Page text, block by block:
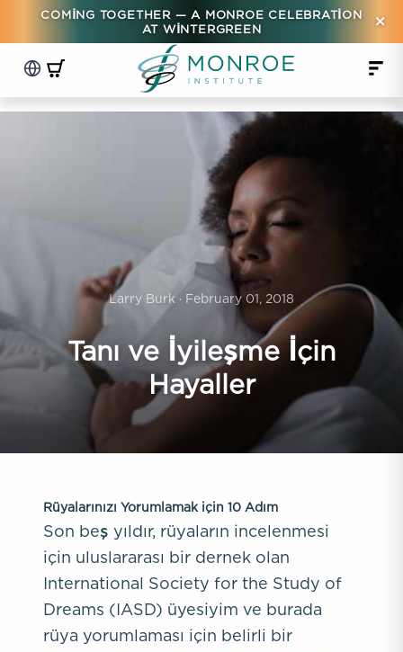
COMING TOGETHER — A MONROE CELEBRATION
AT WINTERGREEN
×
Larry Burk · February 01, 2018
Tanı ve İyileşme İçin
Hayaller
Rüyalarınızı Yorumlamak için 10 Adım
Son beş yıldır, rüyaların incelenmesi
için uluslararası bir dernek olan
International Society for the Study of
Dreams (IASD) üyesiyim ve burada
rüya yorumlaması için belirli bir